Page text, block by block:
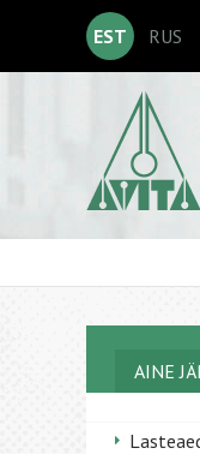
EST RUS
AINE